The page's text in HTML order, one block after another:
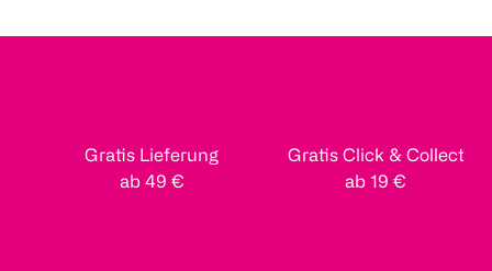
Gratis Lieferung
ab 49 €
Gratis Click & Collect
ab 19 €